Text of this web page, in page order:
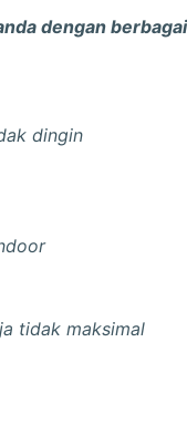
dengan
dingin
tidak maksimal